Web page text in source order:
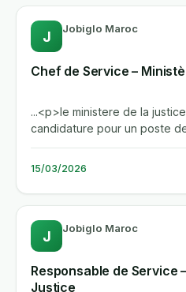
J Jobiglo Maroc
Chef de Service –
...<p>le ministere de la
candidature pour un poste
chef de service. ce...
15/03/2026
J Jobiglo Maroc
Responsable de Service
Justice